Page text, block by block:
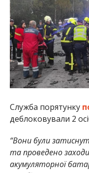
Служба порятунку
деблоковували 2
“Вони були
та проведено
акумуляторної